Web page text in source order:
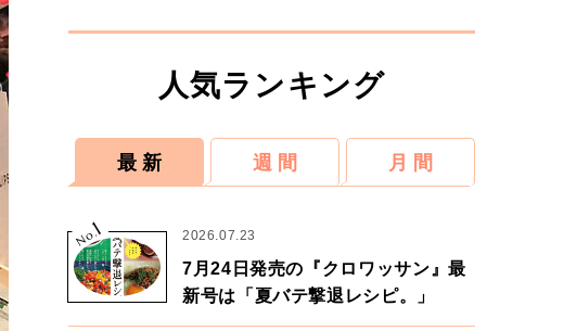
人気ランキング
最 新 週 間 月 間
No.
1 2026.07.23
7月24日発売の『クロワッサン』最
新号は「夏バテ撃退レシピ。」